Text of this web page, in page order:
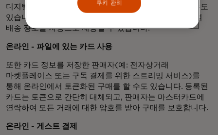
디지털 지갑을 사용하여 인앱 또는 웹사이트 결제를 할 수도
있습니다. 여기서 지갑은 토큰 세부 정보, 암호를 제공하며
배송 정보를 자동으로 제공할 수 있습니다.
온라인 - 파일에 있는 카드 사용
또한 카드 정보를 저장한 판매자(예: 전자상거래
마켓플레이스 또는 구독 결제를 위한 스트리밍 서비스)를
통해 온라인에서 토큰화된 구매를 할 수도 있습니다. 등록된
카드는 토큰으로 간단히 대체되고, 판매자는 마스터카드에
연락하여 모든 거래에 대한 암호를 받아 구매를 보호합니다.
온라인 - 게스트 결제
쿠키 관리